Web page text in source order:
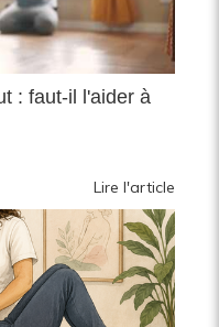
: faut-il l'aider à
Lire l'article